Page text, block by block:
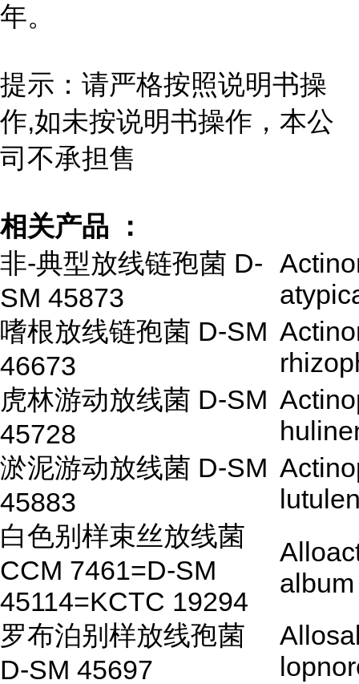
年。
提示：请严格按照说明书操
作,如未按说明书操作，本公
司不承担售
相关产品 ：
非-典型放线链孢菌 D-
SM 45873
嗜根放线链孢菌 D-SM
46673
虎林游动放线菌 D-SM
45728
淤泥游动放线菌 D-SM
45883
白色别样束丝放线菌
CCM 7461=D-SM
45114=KCTC 19294
album
罗布泊别样放线孢菌
D-SM 45697